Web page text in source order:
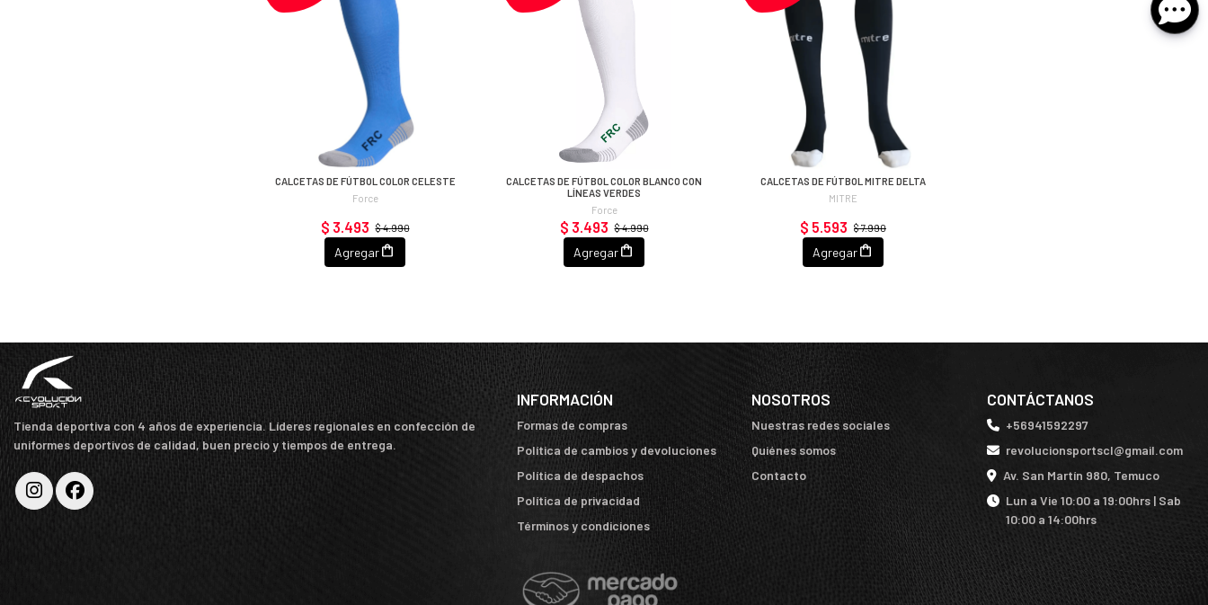
CALCETAS DE FÚTBOL COLOR CELESTE
Force
$ 4.990
$ 3.493
Agregar
CALCETAS DE FÚTBOL COLOR BLANCO CON
LÍNEAS VERDES
Force
$ 4.990
$ 3.493
Agregar
CALCETAS DE FÚTBOL MITRE DELTA
MITRE
$ 7.990
$ 5.593
Agregar
Tienda deportiva con 4 años de experiencia. Líderes regionales en confección de
uniformes deportivos de calidad, buen precio y tiempos de entrega.
INFORMACIÓN
Formas de compras
Política de cambios y devoluciones
Política de despachos
Política de privacidad
Términos y condiciones
NOSOTROS
Nuestras redes sociales
Quiénes somos
Contacto
CONTÁCTANOS
+56941592297
revolucionsportscl@gmail.com
Av. San Martín 980, Temuco
Lun a Vie 10:00 a 19:00hrs | Sab
10:00 a 14:00hrs